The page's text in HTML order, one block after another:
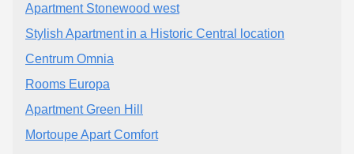
Apartment Stonewood west
Stylish Apartment in a Historic Central location
Centrum Omnia
Rooms Europa
Apartment Green Hill
Mortoupe Apart Comfort